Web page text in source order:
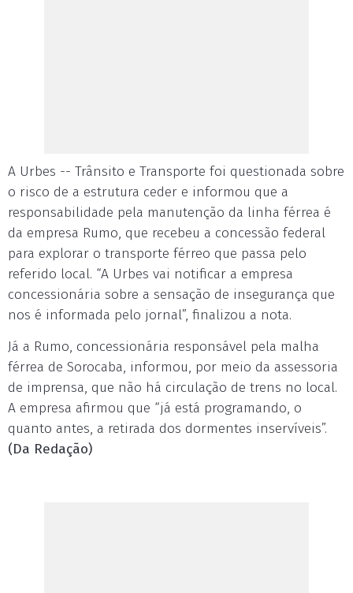
A Urbes -- Trânsito e Transporte foi questionada sobre
o risco de a estrutura ceder e informou que a
responsabilidade pela manutenção da linha férrea é
da empresa Rumo, que recebeu a concessão federal
para explorar o transporte férreo que passa pelo
referido local. “A Urbes vai notificar a empresa
concessionária sobre a sensação de insegurança que
nos é informada pelo jornal”, finalizou a nota.
Já a Rumo, concessionária responsável pela malha
férrea de Sorocaba, informou, por meio da assessoria
de imprensa, que não há circulação de trens no local.
A empresa afirmou que “já está programando, o
quanto antes, a retirada dos dormentes inservíveis”.
(Da Redação)